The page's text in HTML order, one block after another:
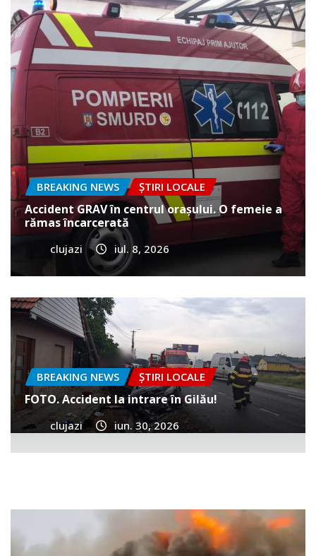
BREAKING NEWS ȘTIRI LOCALE
Accident GRAV în centrul orașului. O femeie a
rămas încarcerată
clujazi iul. 8, 2026
BREAKING NEWS ȘTIRI LOCALE
FOTO. Accident la intrare în Gilău!
clujazi iun. 30, 2026